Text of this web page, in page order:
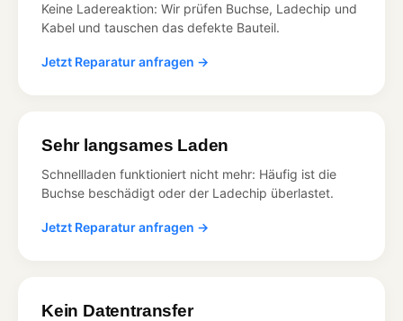
Keine Ladereaktion: Wir prüfen Buchse, Ladechip und
Kabel und tauschen das defekte Bauteil.
Jetzt Reparatur anfragen →
Sehr langsames Laden
Schnellladen funktioniert nicht mehr: Häufig ist die
Buchse beschädigt oder der Ladechip überlastet.
Jetzt Reparatur anfragen →
Kein Datentransfer